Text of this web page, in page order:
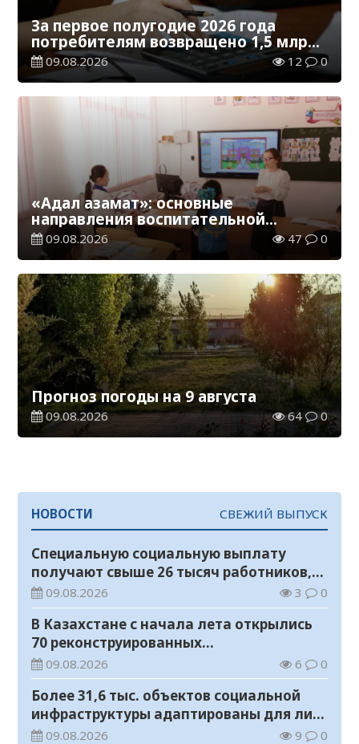
За первое полугодие 2026 года
потребителям возвращено 1,5 млрд
тенге
09.08.2026 12 0
«Адал азамат»: основные
направления воспитательной
работы в новом учебном году
09.08.2026 47 0
Прогноз погоды на 9 августа
09.08.2026 64 0
НОВОСТИ СВЕЖИЙ ВЫПУСК
Специальную социальную выплату
получают свыше 26 тысяч работников,
занятых во вредных условиях труда
09.08.2026 3 0
В Казахстане с начала лета открылись
70 реконструированных
железнодорожных вокзалов
09.08.2026 6 0
Более 31,6 тыс. объектов социальной
инфраструктуры адаптированы для лиц
с инвалидностью
09.08.2026 9 0